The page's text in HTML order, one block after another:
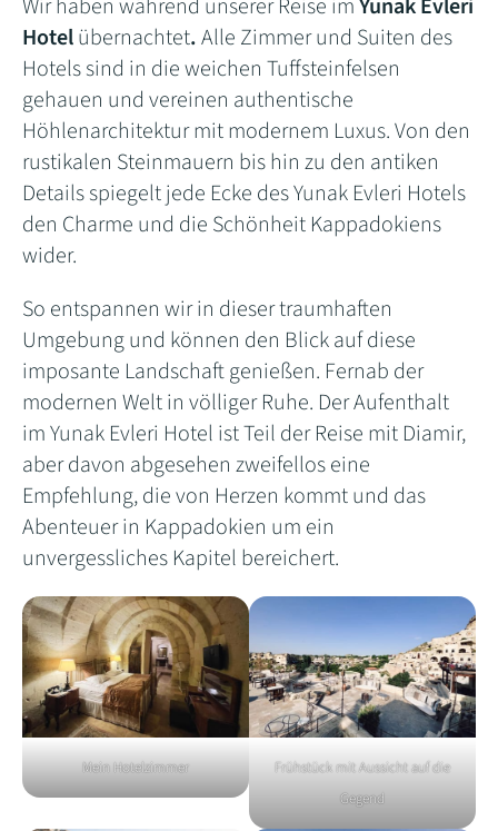
Hotelübernachtet.Alle Zimmer und Suiten des
Hotels sind in die weichen Tuffsteinfelsen
gehauen und vereinen authentische
Höhlenarchitektur mit modernem Luxus. Von den
rustikalen Steinmauern bis hin zu den antiken
Details spiegelt jede Ecke des Yunak Evleri Hotels
den Charme und die Schönheit Kappadokiens
wider.
So entspannen wir in dieser traumhaften
Umgebung und können den Blick auf diese
imposante Landschaft genießen. Fernab der
modernen Welt in völliger Ruhe. Der Aufenthalt
im Yunak Evleri Hotel ist Teil der Reise mit Diamir,
aber davon abgesehen zweifellos eine
Empfehlung, die von Herzen kommt und das
Abenteuer in Kappadokien um ein
unvergessliches Kapitel bereichert.
Mein Hotelzimmer
Frühstück mit Aussicht auf die
Gegend